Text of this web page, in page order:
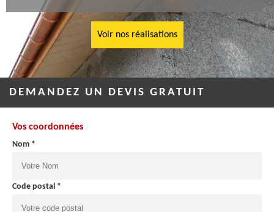
Voir nos réalisations
DEMANDEZ UN DEVIS GRATUIT
Vos coordonnées
Nom *
Code postal *